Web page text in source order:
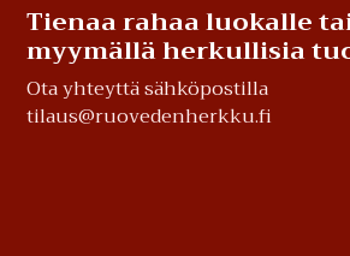
Tienaa rahaa luokalle
myymällä herkullisia
Ota yhteyttä sähköpostilla
tilaus@ruovedenherkku.fi